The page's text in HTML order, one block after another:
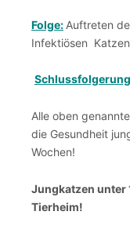
Folge: Auftreten
Infektiösen
Alle oben
die Gesundheit
Wochen!
Jungkatzen unter
Tierheim!